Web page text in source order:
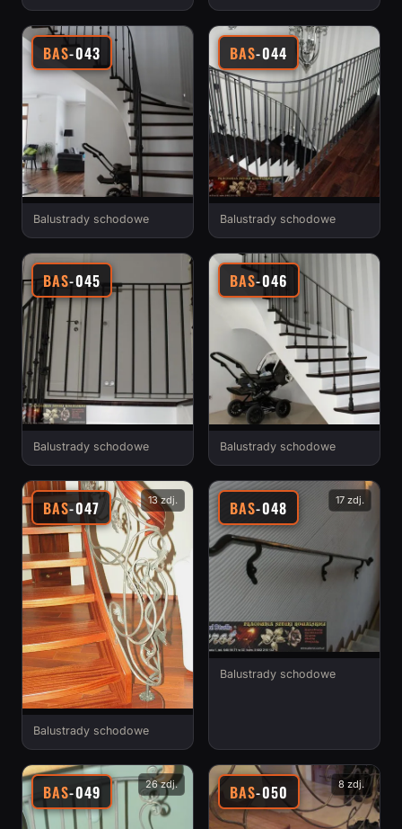
BAS-043
Balustrady schodowe
BAS-044
Balustrady schodowe
BAS-045
Balustrady schodowe
BAS-046
Balustrady schodowe
BAS-047 13 zdj.
Balustrady schodowe
BAS-048 17 zdj.
Balustrady schodowe
BAS-049 26 zdj. BAS-050 8 zdj.